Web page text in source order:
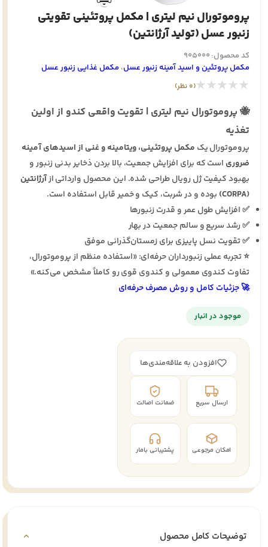
پروموتورال نیم لیتری | مکمل پروتئینی تقویتی
زنبور عسل (تولید آرژانتین)
کد محصول: 905000
مکمل پروتئین و اسید آمینه زنبور عسل، مکمل غذایی زنبور عسل
★★★★★(0 نظر)
🐝 پروموتورال نیم لیتری | تقویت واقعی کندو از اولین
تغذیه
پروموتورال یک مکمل پروتئینی، ویتامینه و غنی از اسیدهای آمینه
ضروریاست که برای افزایش جمعیت، بالا بردن ذخایر بدنی زنبور و
بهبود کیفیت ژل رویال طراحی شده. این محصول وارداتی ازآرژانتین
(CORPA)
بوده و در شربت، کیک و خمیر قابل استفاده است.
✅ افزایش طول عمر و قدرت زنبورها
✅ رشد سریع و سالم جمعیت در بهار
✅ تقویت نسل پاییزی برای زمستان‌گذرانی موفق
⭐ تجربه عملی زنبورداران حرفه‌ای: «استفاده منظم از پروموتورال،
تفاوت کندوی معمولی و کندوی قوی رو کاملاً مشخص می‌کنه.»
🚀 جزئیات کامل و روش مصرف حرفه‌ای
موجود در انبار
افزودن به علاقه‌مندی‌ها
ارسال سریع ضمانت اصالت
امکان مرجوعی پشتیبانی بامار
توضیحات کامل محصول